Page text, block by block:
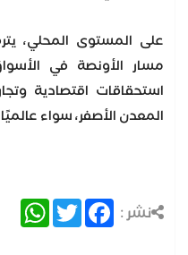
على المستوى المحلي،
مسار الأونصة في
استحقاقات اقتصادية
المعدن الأصفر، سواء
نشر : Facebook
Twitter